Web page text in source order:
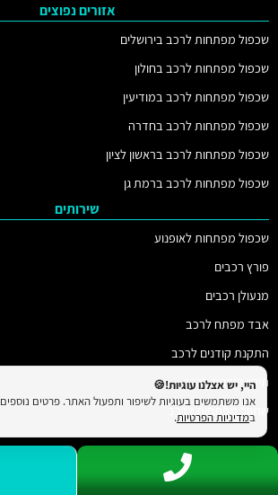
אזורים נפוצים
שכפול מפתחות לרכב בירושלים
שכפול מפתחות לרכב בחולון
שכפול מפתחות לרכב במודיעין
שכפול מפתחות לרכב בחדרה
שכפול מפתחות לרכב בראשון לציון
שכפול מפתחות לרכב ברמת גן
שירותים
שכפול מפתחות לאופנוע
פורץ רכבים
מנעולן רכבים
אבד מפתח לרכב
התקנת קודנים לרכב
תיקון קודנים לרכב
שחזור מפתחות לרכב
היי, יש אצלנו עוגיות!🍪
אנו משתמשים בעוגיות לשיפור ותפעול האתר. פרטים נוספים
במדיניות הפרטיות.